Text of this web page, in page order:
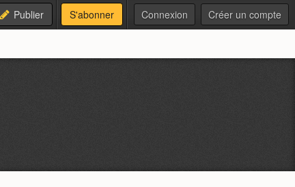
Publier S'abonner Connexion Créer un compte